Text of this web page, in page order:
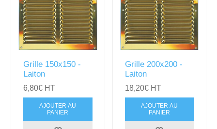
Grille 150x150 -
Laiton
6,80€ HT
AJOUTER AU
PANIER
Grille 200x200 -
Laiton
18,20€ HT
AJOUTER AU
PANIER